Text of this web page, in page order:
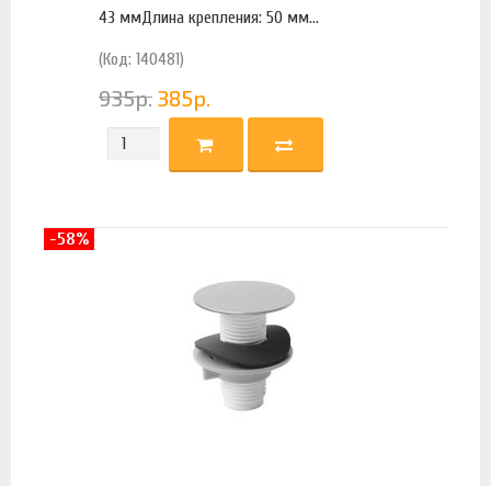
43 ммДлина крепления: 50 мм...
(Код: 140481)
935р. 385р.
-58%